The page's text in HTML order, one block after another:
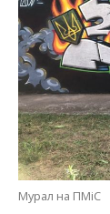
Мурал на ПМіС